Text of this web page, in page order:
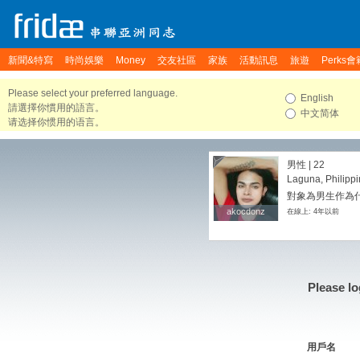
新聞&特寫 時尚娛樂 Money 交友社區 家族 活動訊息 旅遊 Perks會
Please select your preferred language.
請選擇你慣用的語言。
请选择你惯用的语言。
English
中文简体
akocdonz
akocdonz
男性 | 22
Laguna,
對象為男生作為
在線上: 4年以前
Please
用戶名